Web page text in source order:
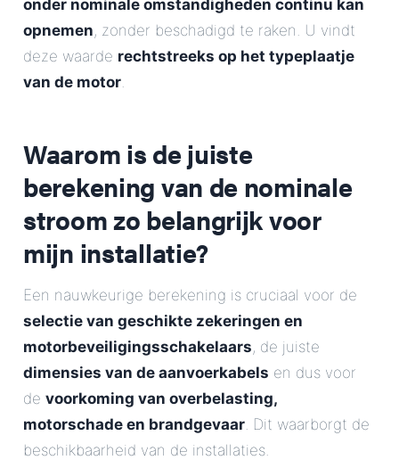
Bericht verzenden
onder nominale omstandigheden continu kan
opnemen, zonder beschadigd te raken. U vindt
deze waarde rechtstreeks op het typeplaatje
van de motor.
Waarom is de juiste
berekening van de nominale
stroom zo belangrijk voor
mijn installatie?
Een nauwkeurige berekening is cruciaal voor de
selectie van geschikte zekeringen en
motorbeveiligingsschakelaars, de juiste
dimensies van de aanvoerkabels en dus voor
de voorkoming van overbelasting,
motorschade en brandgevaar. Dit waarborgt de
beschikbaarheid van de installaties.